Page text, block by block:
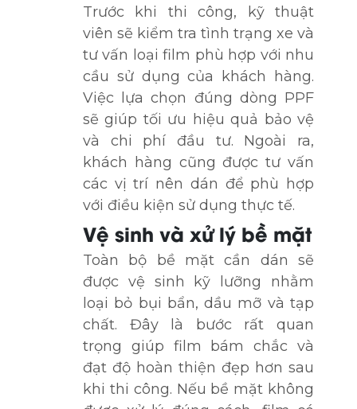
Trước khi thi công, kỹ thuật
viên sẽ kiểm tra tình trạng xe và
tư vấn loại film phù hợp với nhu
cầu sử dụng của khách hàng.
Việc lựa chọn đúng dòng PPF
sẽ giúp tối ưu hiệu quả bảo vệ
và chi phí đầu tư. Ngoài ra,
khách hàng cũng được tư vấn
các vị trí nên dán để phù hợp
với điều kiện sử dụng thực tế.
Vệ sinh và xử lý bề mặt
Toàn bộ bề mặt cần dán sẽ
được vệ sinh kỹ lưỡng nhằm
loại bỏ bụi bẩn, dầu mỡ và tạp
chất. Đây là bước rất quan
trọng giúp film bám chắc và
đạt độ hoàn thiện đẹp hơn sau
khi thi công. Nếu bề mặt không